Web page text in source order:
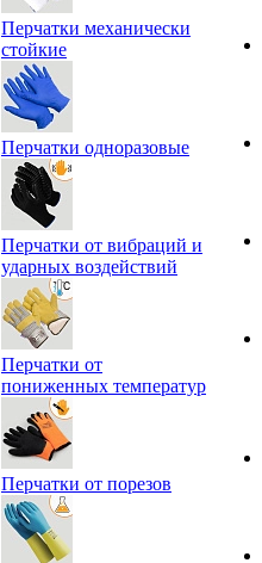
Перчатки механически
стойкие
Перчатки одноразовые
Перчатки от вибраций и
ударных воздействий
Перчатки от
пониженных температур
Перчатки от порезов